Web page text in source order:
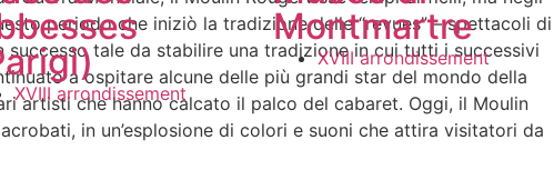
periodo che iniziò la tradizione delle “revues” – spettacoli di
successo tale da stabilire una tradizione in cui tutti i successivi
a ospitare alcune delle più grandi star del mondo della
artisti che hanno calcato il palco del cabaret. Oggi, il Moulin
in un’esplosione di colori e suoni che attira visitatori da
XVIII arrondissement
Montmartre
XVIII arrondissement